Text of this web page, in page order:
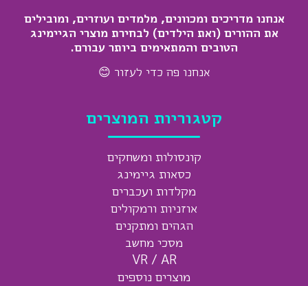
אנחנו מדריכים ומכוונים, מלמדים ועוזרים, ומובילים
את ההורים (ואת הילדים) לבחירת מוצרי הגיימינג
הטובים והמתאימים ביותר עבורם.
אנחנו פה כדי לעזור 😊
קטגוריות המוצרים
קונסולות ומשחקים
כסאות גיימינג
מקלדות ועכברים
אוזניות ורמקולים
הגהים ומתקנים
מסכי מחשב
VR / AR
מוצרים נוספים